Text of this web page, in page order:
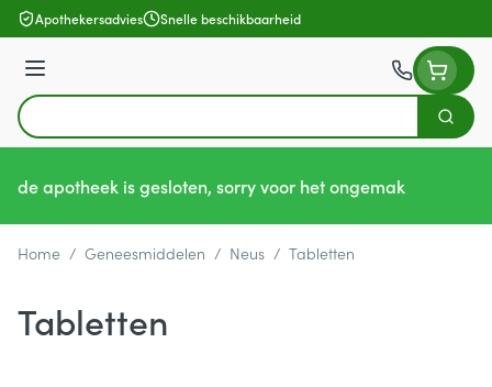
Ga naar de inhoud
Apothekersadvies Snelle beschikbaarheid
Menu
Product, merk, categorie...
Zoek
de apotheek is gesloten, sorry voor het ongemak
Home / Geneesmiddelen / Neus / Tabletten
Tabletten